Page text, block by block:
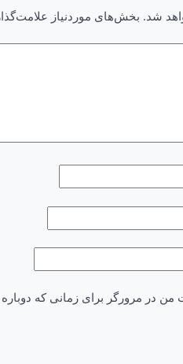
شد. بخش‌های موردنیاز
من در مرورگر برای زمانی که